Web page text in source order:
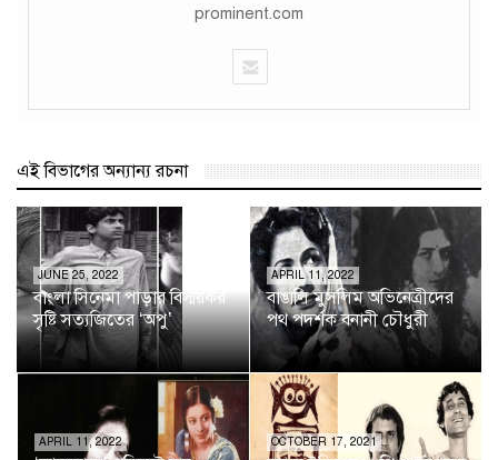
prominent.com
এই বিভাগের অন্যান্য রচনা
JUNE 25, 2022
বাংলা সিনেমা পাড়ার বিস্ময়কর
সৃষ্টি সত্যজিতের ‘অপু’
APRIL 11, 2022
বাঙালি মুসলিম অভিনেত্রীদের
পথ পদর্শক বনানী চৌধুরী
APRIL 11, 2022 OCTOBER 17, 2021